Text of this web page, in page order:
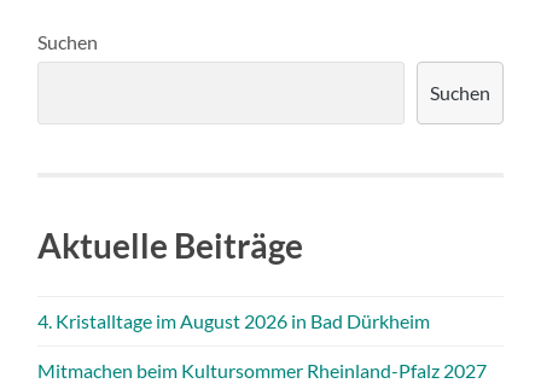
Suchen
Suchen
Aktuelle Beiträge
4. Kristalltage im August 2026 in Bad Dürkheim
Mitmachen beim Kultursommer Rheinland-Pfalz 2027